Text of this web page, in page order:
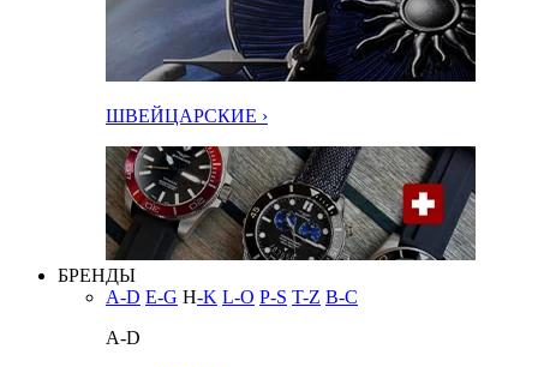
ШВЕЙЦАРСКИЕ ›
БРЕНДЫ
A-D E-G H-K L-O P-S T-Z В-С
A-D